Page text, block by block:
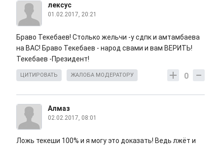
лексус
01.02.2017, 20:21
Браво Текебаев! Столько жельчи -у сдпк и амтамбаева
на ВАС! Браво Текебаев - народ свами и вам ВЕРИТЬ!
Текебаев -Президент!
0
ЦИТИРОВАТЬ ЖАЛОБА МОДЕРАТОРУ
Алмаз
02.02.2017, 08:01
Ложь текеши 100% и я могу это доказать! Ведь лжёт и